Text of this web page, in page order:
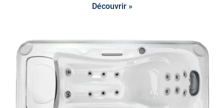
Découvrir »